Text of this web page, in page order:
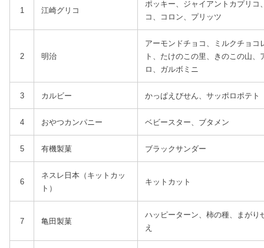
1 江崎グリコ
ポッキー、ジャイアントカプリコ
コ、コロン、プリッツ
2 明治
アーモンドチョコ、ミルクチョコ
ト、たけのこの里、きのこの山、
ロ、ガルボミニ
3 カルビー かっぱえびせん、サッポロポテト
4 おやつカンパニー ベビースター、ブタメン
5 有機製菓 ブラックサンダー
6
ネスレ日本（キットカッ
ト）
キットカット
7 亀田製菓
ハッピーターン、柿の種、まがり
え